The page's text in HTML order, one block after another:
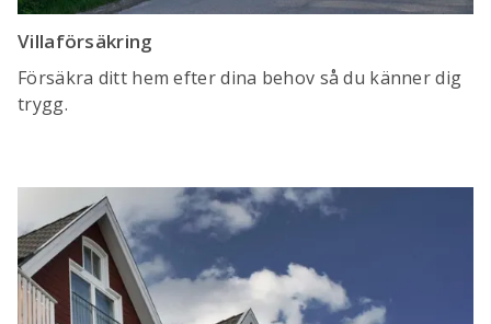
Villaförsäkring
Försäkra ditt hem efter dina behov så du känner dig
trygg.